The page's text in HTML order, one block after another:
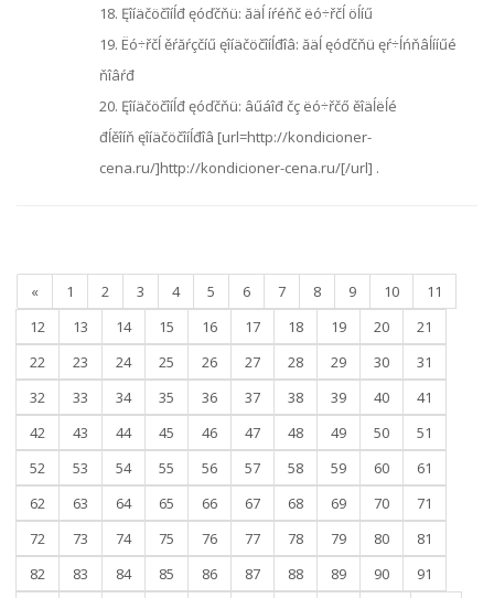
18. Ęîíäčöčîíĺđ ęóďčňü: ăäĺ íŕéňč ëó÷řčĺ öĺíű
19. Ëó÷řčĺ ěŕăŕçčíű ęîíäčöčîíĺđîâ: ăäĺ ęóďčňü ęŕ÷ĺńňâĺííűé
ňîâŕđ
20. Ęîíäčöčîíĺđ ęóďčňü: âűáîđ čç ëó÷řčő ěîäĺëĺé
đĺěîíň ęîíäčöčîíĺđîâ [url=http://kondicioner-
cena.ru/]http://kondicioner-cena.ru/[/url] .
« 1 2 3 4 5 6 7 8 9 10
11
12
13 14 15 16 17 18 19 20
21
22
23 24 25 26 27 28 29 30
31
32
33 34 35 36 37 38 39 40
41
42
43 44 45 46 47 48 49 50
51
52
53 54 55 56 57 58 59 60
61
62
63 64 65 66 67 68 69 70
71
72
73 74 75 76 77 78 79 80
81
82
83 84 85 86 87 88 89 90
91